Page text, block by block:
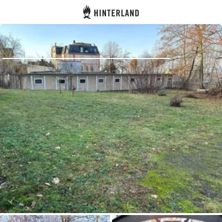
Hinterland
Se connecter
Créer un compte
Devenir hôte·sse
Emplacements
Hébergements
Routes